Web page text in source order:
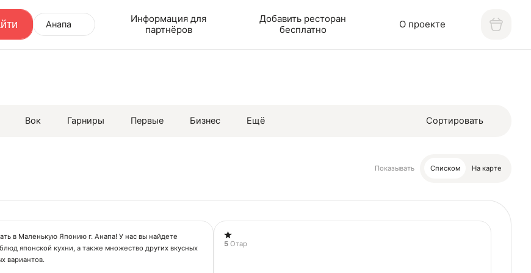
Анапа
Информация для
партнёров
Добавить ресторан
бесплатно
О проекте
Вок Гарниры Первые Бизнес Ещё Сортировать
Показывать Списком На карте
в Маленькую Японию г. Анапа! У нас вы найдете
японской кухни, а также множество других вкусных
вариантов.
5Отар